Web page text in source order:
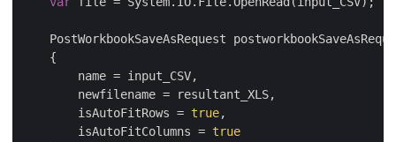
PostWorkbookSaveAsRequest
    {
        name = input_CSV,
        newfilename = resultant_XLS,
        isAutoFitRows =
true,
        isAutoFitColumns =
true